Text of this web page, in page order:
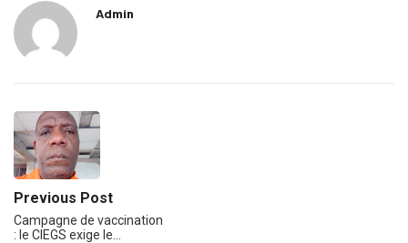
Admin
Previous Post
Campagne de vaccination
: le CIEGS exige le…